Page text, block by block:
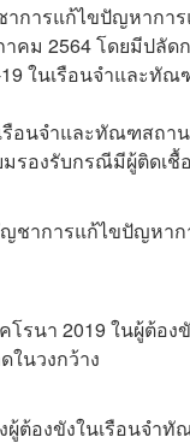
ารแก้ไขปัญหาการ
ม 2564 โดยมีปลัด
ในเรือนจำและทัณ
รือนจำและทัณฑสถ
มรองรับกรณีมีผู้ติดเชื้
ชาการแก้ไขปัญหาก
โรนา 2019 ในผู้ต้อ
ในวงกว้าง
ต้องขังในเรือนจำ